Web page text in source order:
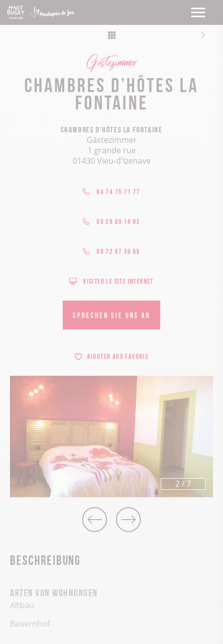
Gästezimmer
Chambres d’hôtes La
Fontaine
Chambres d’hôtes La Fontaine
Gästezimmer
1 grande rue
01430 Vieu-d'Izenave
04 74 75 71 77
06 29 69 14 82
09 72 57 39 65
Visiter le site internet
SPRECHEN SIE UNS AN
Ajouter aux favoris
3/7
Beschreibung
Arten von Wohnungen
Altbau
Bauernhof